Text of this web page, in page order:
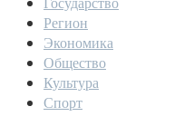
Регион
Экономика
Общество
Культура
Спорт